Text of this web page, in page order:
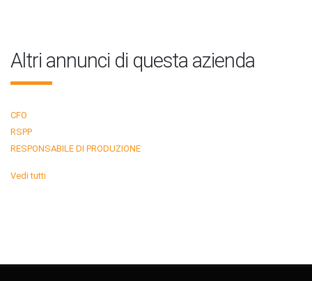
Altri annunci di questa azienda
CFO
RSPP
RESPONSABILE DI PRODUZIONE
Vedi tutti